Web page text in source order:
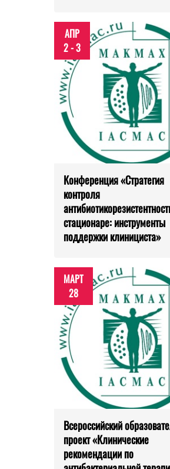
АПР
2 - 3
Конференция «Стратегия
контроля
стационаре: инструменты
поддержки клинициста»
МАРТ
28
Всероссийский
проект «Клинические
рекомендации по